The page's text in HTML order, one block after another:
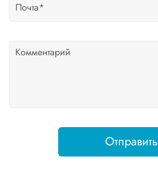
Отправить